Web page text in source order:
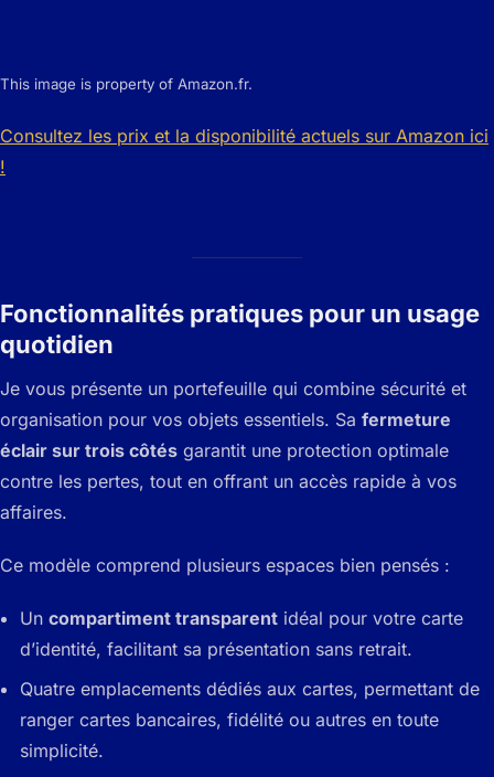
This image is property of Amazon.fr.
Consultez les prix et la disponibilité actuels sur Amazon ici
!
Fonctionnalités pratiques pour un usage
quotidien
Je vous présente un portefeuille qui combine sécurité et
organisation pour vos objets essentiels. Sa fermeture
éclair sur trois côtés garantit une protection optimale
contre les pertes, tout en offrant un accès rapide à vos
affaires.
Ce modèle comprend plusieurs espaces bien pensés :
Un compartiment transparent idéal pour votre carte
d’identité, facilitant sa présentation sans retrait.
Quatre emplacements dédiés aux cartes, permettant de
ranger cartes bancaires, fidélité ou autres en toute
simplicité.